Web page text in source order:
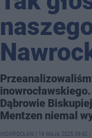
Dąbrowie
Mentzen niemal
INOWROCŁAW 19 MAJA 2025 09:42